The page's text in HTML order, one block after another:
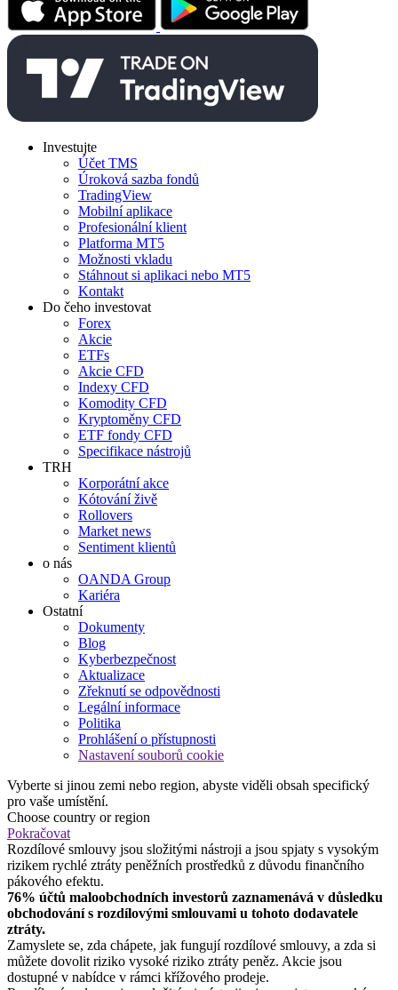
Investujte
Účet TMS
Úroková sazba fondů
TradingView
Mobilní aplikace
Profesionální klient
Platforma MT5
Možnosti vkladu
Stáhnout si aplikaci nebo MT5
Kontakt
Do čeho investovat
Forex
Akcie
ETFs
Akcie CFD
Indexy CFD
Komodity CFD
Kryptoměny CFD
ETF fondy CFD
Specifikace nástrojů
TRH
Korporátní akce
Kótování živě
Rollovers
Market news
Sentiment klientů
o nás
OANDA Group
Kariéra
Ostatní
Dokumenty
Blog
Kyberbezpečnost
Aktualizace
Zřeknutí se odpovědnosti
Legální informace
Politika
Prohlášení o přístupnosti
Nastavení souborů cookie
Vyberte si jinou zemi nebo region, abyste viděli obsah specifický
pro vaše umístění.
Choose country or region
Pokračovat
Rozdílové smlouvy jsou složitými nástroji a jsou spjaty s vysokým
rizikem rychlé ztráty peněžních prostředků z důvodu finančního
pákového efektu.
76% účtů maloobchodních investorů zaznamenává v důsledku
obchodování s rozdílovými smlouvami u tohoto dodavatele
ztráty.
Zamyslete se, zda chápete, jak fungují rozdílové smlouvy, a zda si
můžete dovolit riziko vysoké riziko ztráty peněz. Akcie jsou
dostupné v nabídce v rámci křížového prodeje.